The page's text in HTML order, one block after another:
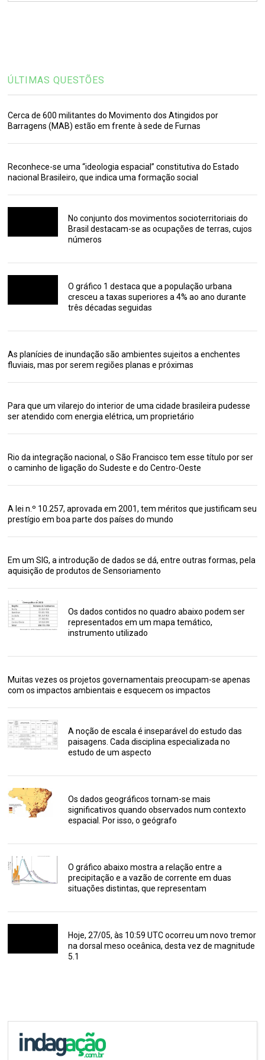
ÚLTIMAS QUESTÕES
Cerca de 600 militantes do Movimento dos Atingidos por
Barragens (MAB) estão em frente à sede de Furnas
Reconhece-se uma “ideologia espacial” constitutiva do Estado
nacional Brasileiro, que indica uma formação social
No conjunto dos movimentos socioterritoriais do
Brasil destacam-se as ocupações de terras, cujos
números
O gráfico 1 destaca que a população urbana
cresceu a taxas superiores a 4% ao ano durante
três décadas seguidas
As planícies de inundação são ambientes sujeitos a enchentes
fluviais, mas por serem regiões planas e próximas
Para que um vilarejo do interior de uma cidade brasileira pudesse
ser atendido com energia elétrica, um proprietário
Rio da integração nacional, o São Francisco tem esse título por ser
o caminho de ligação do Sudeste e do Centro-Oeste
A lei n.º 10.257, aprovada em 2001, tem méritos que justificam seu
prestígio em boa parte dos países do mundo
Em um SIG, a introdução de dados se dá, entre outras formas, pela
aquisição de produtos de Sensoriamento
Os dados contidos no quadro abaixo podem ser
representados em um mapa temático,
instrumento utilizado
Muitas vezes os projetos governamentais preocupam-se apenas
com os impactos ambientais e esquecem os impactos
A noção de escala é inseparável do estudo das
paisagens. Cada disciplina especializada no
estudo de um aspecto
Os dados geográficos tornam-se mais
significativos quando observados num contexto
espacial. Por isso, o geógrafo
O gráfico abaixo mostra a relação entre a
precipitação e a vazão de corrente em duas
situações distintas, que representam
Hoje, 27/05, às 10:59 UTC ocorreu um novo tremor
na dorsal meso oceânica, desta vez de magnitude
5.1